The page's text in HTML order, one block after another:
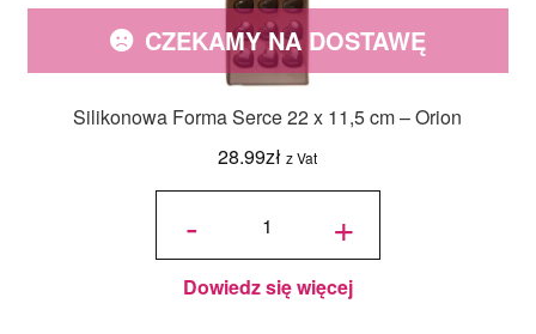
Silikonowa Forma Serce 22 x 11,5 cm – Orion
28.99zł z Vat
CZEKAMY NA DOSTAWĘ
-
ilość
Serce 22 x
11,5 cm -
Orion +
Dowiedz się więcej